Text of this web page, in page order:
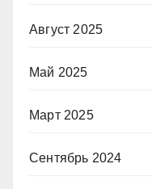
Август 2025
Май 2025
Март 2025
Сентябрь 2024